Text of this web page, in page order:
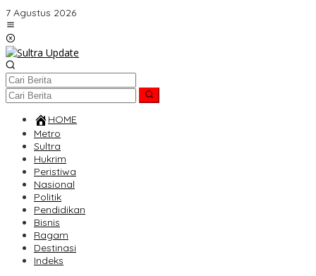
Lewati
ke
konten
7 Agustus 2026
HOME
Metro
Sultra
Hukrim
Peristiwa
Nasional
Politik
Pendidikan
Bisnis
Ragam
Destinasi
Indeks